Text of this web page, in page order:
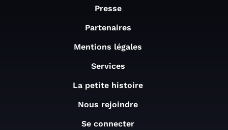
Presse
Partenaires
Mentions légales
Services
La petite histoire
Nous rejoindre
Se connecter